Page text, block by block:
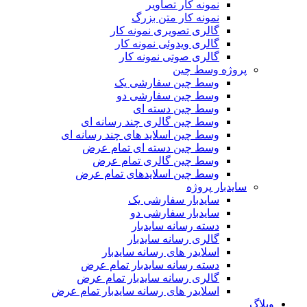
نمونه کار تصاویر
نمونه کار متن بزرگ
گالری تصویری نمونه کار
گالری ویدوئی نمونه کار
گالری صوتی نمونه کار
پروژه وسط چین
وسط چین سفارشی یک
وسط چین سفارشی دو
وسط چین دسته ای
وسط چین گالری چند رسانه ای
وسط چین اسلاید های چند رسانه ای
وسط چین دسته ای تمام عرض
وسط چین گالری تمام عرض
وسط چین اسلایدهای تمام عرض
سایدبار پروژه
سایدبار سفارشی یک
سایدبار سفارشی دو
دسته رسانه سایدبار
گالری رسانه سایدبار
اسلایدر های رسانه سایدبار
دسته رسانه سایدبار تمام عرض
گالری رسانه سایدبار تمام عرض
اسلایدر های رسانه سایدبار تمام عرض
وبلاگ